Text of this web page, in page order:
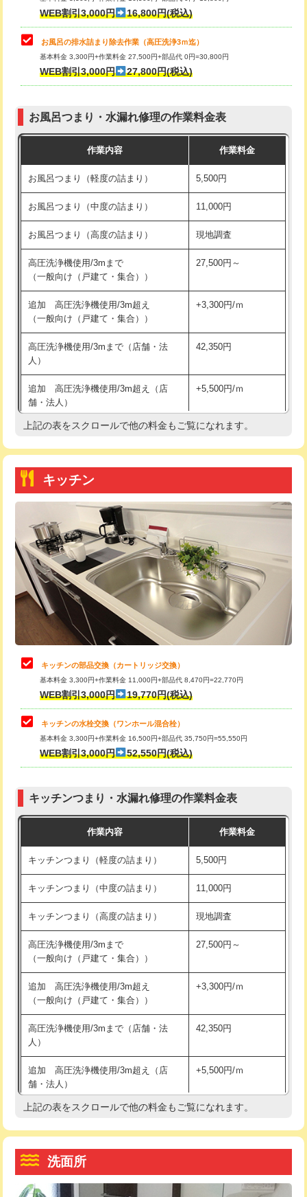
小便器トイレ脱着
その他部品の脱着 8,800円～
交換・取付（タンク）
交換・取付（普通便座） 11,000円+材料費
交換・取付（温水洗浄便座） 16,500円+材料費
交換・取付(単水栓（壁付・デッキ
式）)
13,200円+材料費
交換・取付(混合水栓（壁付・デッキ
式・ワンホール）)
16,500円+材料費
交換・取付(排水栓・排水トラップ
（P/S/ポップアップ））
22,000円+材料費
交換・取付（その他部品） 11,000円+材料費
持込商品取付（単水栓） 13,200円
持込商品取付（混合水栓）
持込商品取付（浄水器・分岐水栓） 16,500円
持込商品取付（温水洗浄便座） 22,000円
持込商品取付（普通便座⇔温水洗浄便
22,000円
給水管工事※（ホール加工)
給水管工事※（バンド止め) 3,300円
給水管工事※（支持金具設置) 5,500円
給水管工事※（保温材使用（バンド止
め込み）)
5,500円
給水管工事※（土の掘削・埋め戻し作
11,000円
給水管工事※（塩ビ管（VP・HI）使
用/3ｍまで)
給水管工事※（塩ビ管（VP・HI）使
用（追加）/3ｍ超え)
給水管工事※（ライニング鋼管・銅
管・ポリ管・HT管使用/3ｍまで)
44,000円
管・ポリ管・HT管使用/3ｍ超え)
排水管工事（土の掘削・埋め戻し作
11,000円~
排水管工事（排水管工事/3ｍまで） 55,000円
排水管工事（追加 排水管工事/3ｍ超
+11,000円
マス交換（深さ50㎝未満）
マス交換（深さ50㎝以上） 66,000円
コンクリート斫り（厚さ10㎝まで）
コンクリート斫り（厚さ10㎝超え）
モルタル補修（厚さ10㎝まで） 27,500円
モルタル補修（厚さ10㎝超え） 38,500円
洗面台設置 38,500円
追加人工
廃棄・処分 現場見積
WEB割引3,000円 16,800円(税込)
お風呂の排水詰まり除去作業（高圧洗浄3ｍ迄）
基本料金 3,300円+作業料金 27,500円+部品代 0円=30,800円
WEB割引3,000円 27,800円(税込)
お風呂つまり・水漏れ修理の作業料金表
作業内容 作業料金
お風呂つまり（軽度の詰まり） 5,500円
お風呂つまり（中度の詰まり） 11,000円
お風呂つまり（高度の詰まり） 現地調査
高圧洗浄機使用/3mまで
（一般向け（戸建て・集合））
27,500円～
追加 高圧洗浄機使用/3m超え
（一般向け（戸建て・集合））
+3,300円/ｍ
高圧洗浄機使用/3mまで（店舗・法
人）
42,350円
追加 高圧洗浄機使用/3m超え（店
舗・法人）
+5,500円/ｍ
高度高圧洗浄換 現地調査
トーラー機使用/3mまで
追加トーラー機使用/3m超え +3,300円
カメラ調査 33,000円
桝清掃 8,800円
止水・漏水調査・防水処理・清掃・修
理・調整・分解・加工など（軽作業）
11,000円
止水・漏水調査・防水処理・清掃・修
理・調整・分解・加工など（中作業）
22,000円
止水・漏水調査・防水処理・清掃・修
理・調整・分解・加工など（重作業）
33,000円
お風呂タンク脱着
その他部品の脱着
式・ワンホール）)
交換・取付(排水栓・排水トラップ
22,000円+材料費
持込商品取付（単水栓）
持込商品取付（混合水栓） 16,500円
給水管工事※（ホール加工)
給水管工事※（バンド止め) 3,300円
給水管工事※（支持金具設置) 5,500円
給水管工事※（保温材使用（バンド止
め込み）)
5,500円
給水管工事※（土の掘削・埋め戻し作
業)
11,000円
上記の表をスクロールで他の料金もご覧になれます。
キッチン
キッチンの部品交換（カートリッジ交換）
基本料金 3,300円+作業料金 11,000円+部品代 8,470円=22,770円
WEB割引3,000円 19,770円(税込)
キッチンの水栓交換（ワンホール混合栓）
基本料金 3,300円+作業料金 16,500円+部品代 35,750円=55,550円
WEB割引3,000円 52,550円(税込)
キッチンつまり・水漏れ修理の作業料金表
作業内容 作業料金
キッチンつまり（軽度の詰まり） 5,500円
キッチンつまり（中度の詰まり） 11,000円
キッチンつまり（高度の詰まり） 現地調査
高圧洗浄機使用/3mまで
（一般向け（戸建て・集合））
27,500円～
追加 高圧洗浄機使用/3m超え
（一般向け（戸建て・集合））
+3,300円/ｍ
高圧洗浄機使用/3mまで（店舗・法
人）
42,350円
追加 高圧洗浄機使用/3m超え（店
舗・法人）
+5,500円/ｍ
高度高圧洗浄換 現地調査
トーラー機使用/3mまで
上記の表をスクロールで他の料金もご覧になれます。
洗面所